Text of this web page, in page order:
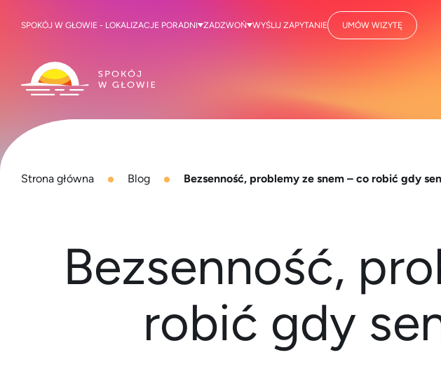
Strona główna Blog Bezsenność, problemy ze snem – co robić gdy
Bezsenność,
robić gdy
SPOKÓJ W GŁOWIE - LOKALIZACJE PORADNI ZADZWOŃ WYŚLIJ ZAPYTANIE UMÓW WIZYTĘ